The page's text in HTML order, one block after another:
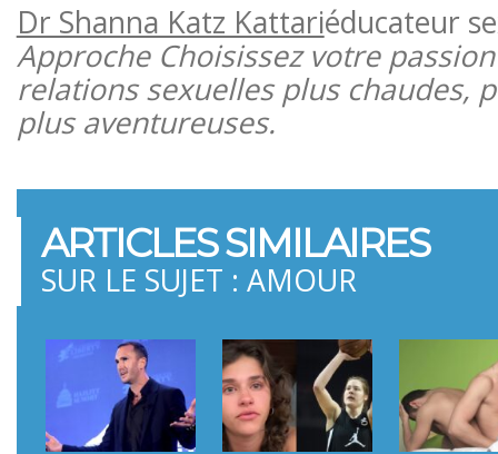
Dr Shanna Katz Kattariéducateur
Approche Choisissez votre
relations sexuelles plus chaudes,
plus aventureuses.
ARTICLES SIMILAIRES
SUR LE SUJET : AMOUR